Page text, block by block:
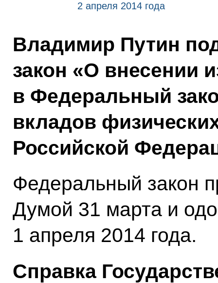
2 апреля 2014 года
Владимир Путин
закон «О внесении
в Федеральный
вкладов
Российской
Федеральный закон
Думой 31 марта и
1 апреля 2014 года.
Справка